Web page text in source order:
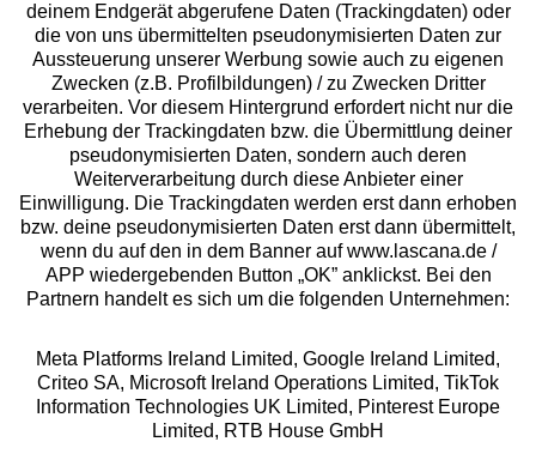
Services
Beratung
Über uns
Rechtliches
Alle Preise inkl. MwSt., zzgl.
Versandkosten
** Bonität vorausgesetzt, berechtigt zur Bonitätsprüfung
deinem Endgerät abgerufene Daten (Trackingdaten) oder
die von uns übermittelten pseudonymisierten Daten zur
Aussteuerung unserer Werbung sowie auch zu eigenen
Zwecken (z.B. Profilbildungen) / zu Zwecken Dritter
verarbeiten. Vor diesem Hintergrund erfordert nicht nur die
Erhebung der Trackingdaten bzw. die Übermittlung deiner
pseudonymisierten Daten, sondern auch deren
Weiterverarbeitung durch diese Anbieter einer
Einwilligung. Die Trackingdaten werden erst dann erhoben
bzw. deine pseudonymisierten Daten erst dann übermittelt,
wenn du auf den in dem Banner auf www.lascana.de /
APP wiedergebenden Button „OK” anklickst. Bei den
Partnern handelt es sich um die folgenden Unternehmen:
Meta Platforms Ireland Limited, Google Ireland Limited,
Criteo SA, Microsoft Ireland Operations Limited, TikTok
Information Technologies UK Limited, Pinterest Europe
Limited, RTB House GmbH